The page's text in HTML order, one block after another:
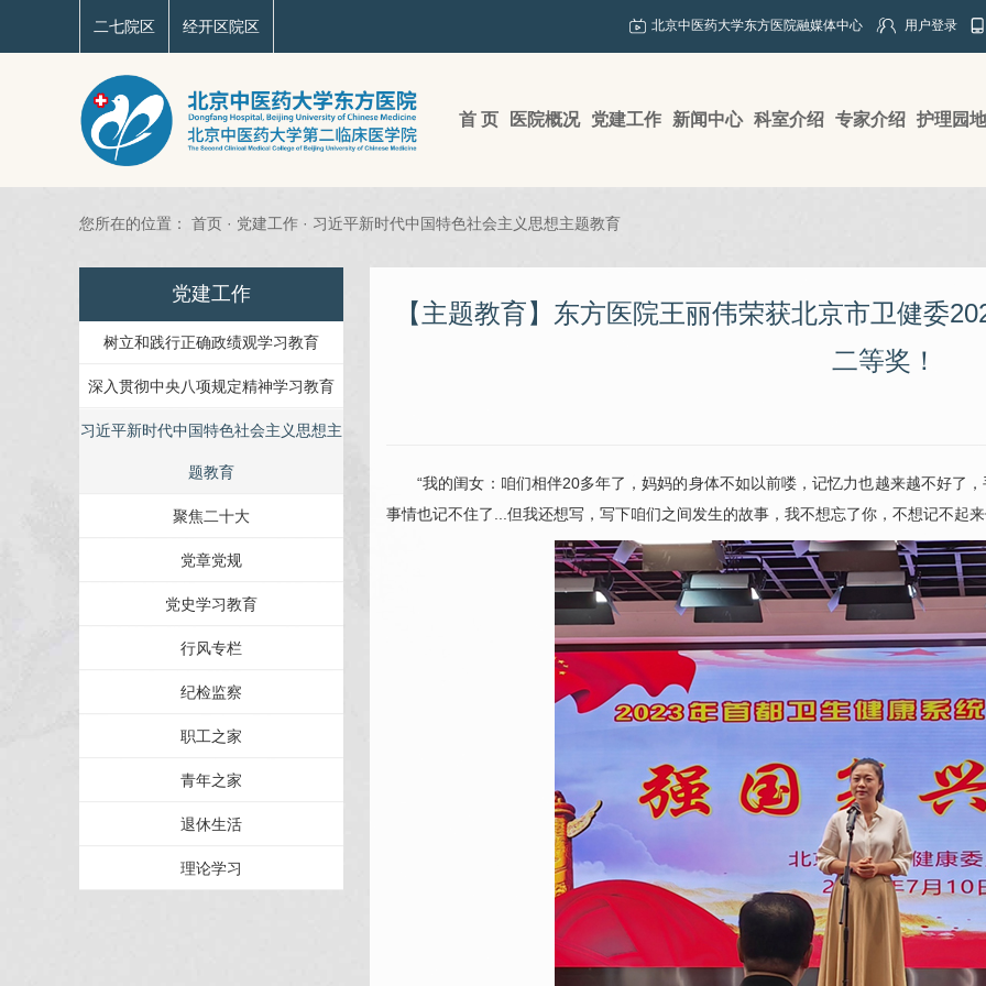
二七院区 经开区院区 北京中医药大学东方医院融媒体中心 用户登录
首 页 医院概况 党建工作 新闻中心 科室介绍 专家介绍 护理园地
您所在的位置： 首页 · 党建工作 · 习近平新时代中国特色社会主义思想主题教育
党建工作
树立和践行正确政绩观学习教育
深入贯彻中央八项规定精神学习教育
习近平新时代中国特色社会主义思想主
题教育
聚焦二十大
党章党规
党史学习教育
行风专栏
纪检监察
职工之家
青年之家
退休生活
理论学习
【主题教育】东方医院王丽伟荣获北京市卫健委
二等奖！
“我的闺女：咱们相伴20多年了，妈妈的身体不如以前喽，记忆力也越来越不好了
事情也记不住了...但我还想写，写下咱们之间发生的故事，我不想忘了你，不想记不起